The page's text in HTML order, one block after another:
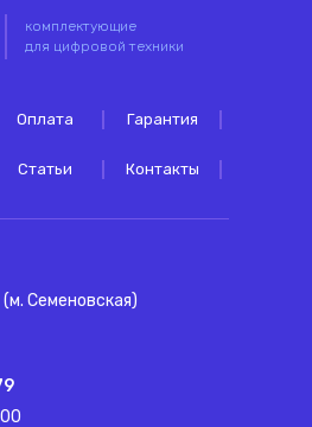
комплектующие
для цифровой техники
Оплата Гарантия
Статьи Контакты
Семеновская)